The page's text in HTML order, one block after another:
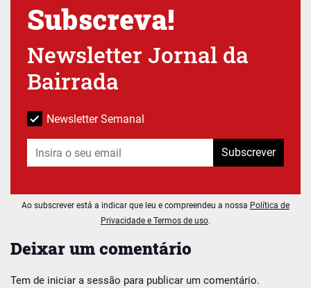
Deixar um comentário
Tem de iniciar a sessão para publicar um comentário.
Subscreva!
Newsletter Jornal da
Bairrada
Newsletter Semanal
Subscrever
Ao subscrever está a indicar que leu e compreendeu a nossa Política de
Privacidade e Termos de uso.